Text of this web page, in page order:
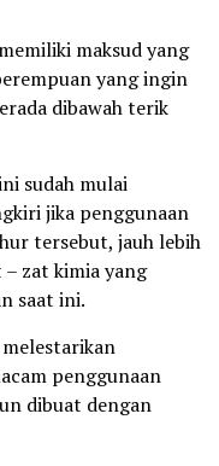
maksud yang
yang ingin
dibawah terik
sudah mulai
jika penggunaan
tersebut, jauh lebih
zat kimia yang
saat ini.
penggunaan
dibuat dengan